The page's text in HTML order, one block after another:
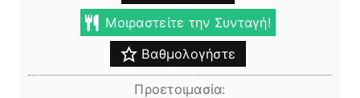
Μοιραστείτε την Συνταγή!
Βαθμολογήστε
Προετοιμασία: